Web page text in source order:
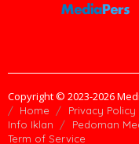
Copyright © 2023-2026
Home Privacy Policy
Info Iklan
Pedoman
Term of Service